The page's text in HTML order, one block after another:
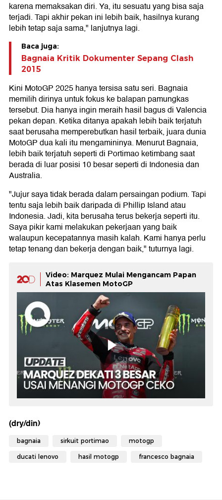
karena memaksakan diri. Ya, itu sesuatu yang bisa saja
terjadi. Tapi akhir pekan ini lebih baik, hasilnya kurang
lebih tetap saja sama," lanjutnya lagi.
Baca juga:
Bagnaia Kritik Dokumenter Sepang Clash
2015
Kini MotoGP 2025 hanya tersisa satu seri. Bagnaia
memilih dirinya untuk fokus ke balapan pamungkas
tersebut. Dia hanya ingin meraih hasil bagus di Valencia
pekan depan. Ketika ditanya apakah lebih baik terjatuh
saat berusaha memperebutkan hasil terbaik, juara dunia
MotoGP dua kali itu mengamininya. Menurut Bagnaia,
lebih baik terjatuh seperti di Portimao ketimbang saat
berada di luar posisi 10 besar seperti di Indonesia dan
Australia.
"Jujur saya tidak berada dalam persaingan podium. Tapi
tentu saja lebih baik daripada di Phillip Island atau
Indonesia. Jadi, kita berusaha terus bekerja seperti itu.
Saya pikir kami melakukan pekerjaan yang baik
walaupun kecepatannya masih kalah. Kami hanya perlu
tetap tenang dan bekerja dengan baik," tuturnya lagi.
Video: Marquez Mulai Mengancam Papan
Atas Klasemen MotoGP
(dry/din)
bagnaia sirkuit portimao motogp
ducati lenovo hasil motogp francesco bagnaia